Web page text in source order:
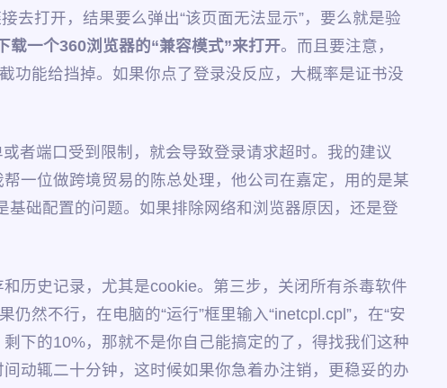
去打开，结果要么弹出“该页面无法显示”，要么就是验
一个360浏览器的“兼容模式”来打开。而且要注意，
功能给挡掉。如果你点了登录没反应，大概率是证书没
者端口受到限制，就会导致登录请求超时。我的建议
一位做跨境贸易的陈总处理，他公司在嘉定，用的是某
础配置的问题。如果排除网络和浏览器原因，还是登
历史记录，尤其是cookie。第三步，关闭所有杀毒软件
然不行，在电脑的“运行”框里输入“inetcpl.cpl”，在“安
下的10%，那就不是你自己能搞定的了，得找我们这种
动辄二十分钟，这时候如果你急着办注销，更稳妥的办